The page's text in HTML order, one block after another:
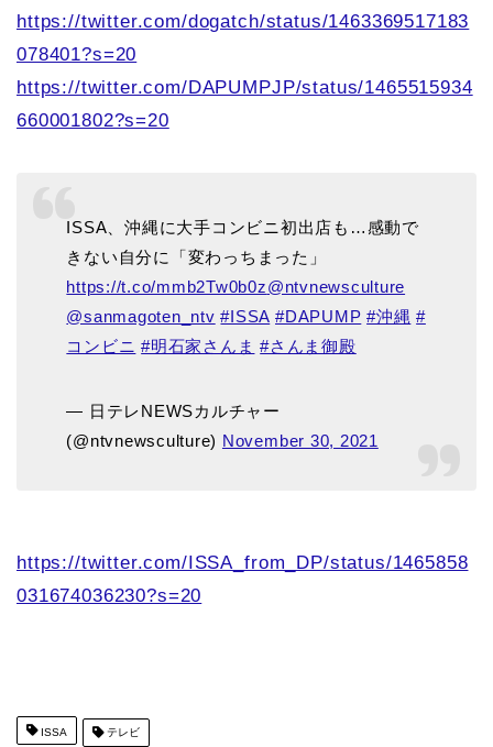
https://twitter.com/dogatch/status/1463369517183
078401?s=20
https://twitter.com/DAPUMPJP/status/1465515934
660001802?s=20
ISSA、沖縄に大手コンビニ初出店も…感動で
きない自分に「変わっちまった」
https://t.co/mmb2Tw0b0z@ntvnewsculture
@sanmagoten_ntv #ISSA #DAPUMP #沖縄 #
コンビニ #明石家さんま #さんま御殿
— 日テレNEWSカルチャー
(@ntvnewsculture) November 30, 2021
https://twitter.com/ISSA_from_DP/status/1465858
031674036230?s=20
ISSA テレビ